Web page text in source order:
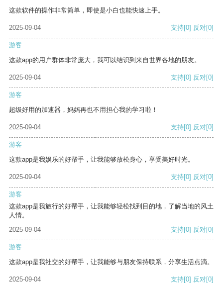
这款软件的操作非常简单，即使是小白也能快速上手。
2025-09-04 支持[0] 反对[0]
游客
这款app的用户群体非常庞大，我可以结识到来自世界各地的朋友。
2025-09-04 支持[0] 反对[0]
游客
超级好用的加速器，妈妈再也不用担心我的学习啦！
2025-09-04 支持[0] 反对[0]
游客
这款app是我娱乐的好帮手，让我能够放松身心，享受美好时光。
2025-09-04 支持[0] 反对[0]
游客
这款app是我旅行的好帮手，让我能够轻松找到目的地，了解当地的风土
人情。
2025-09-04
支持[0] 反对[0]
游客
这款app是我社交的好帮手，让我能够与朋友保持联系，分享生活点滴。
2025-09-04 支持[0] 反对[0]